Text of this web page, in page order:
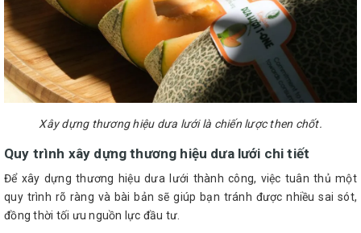
Xây dựng thương hiệu dưa lưới là chiến lược then chốt.
Quy trình xây dựng thương hiệu dưa lưới chi tiết
Để xây dựng thương hiệu dưa lưới thành công, việc tuân thủ một
quy trình rõ ràng và bài bản sẽ giúp bạn tránh được nhiều sai sót,
đồng thời tối ưu nguồn lực đầu tư.